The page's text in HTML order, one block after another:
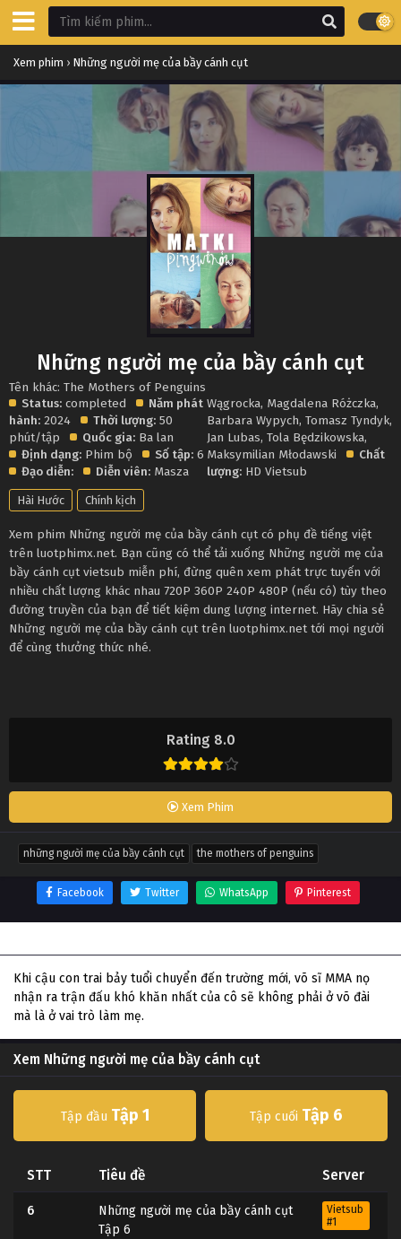
Xem phim › Những người mẹ của bầy cánh cụt
Rating 8.0
Xem Phim
Những người mẹ của bầy cánh cụt
Tên khác: The Mothers of Penguins
Status: completed
Năm phát
hành: 2024 Thời lượng: 50
phút/tập
Quốc gia: Ba lan
Định dạng: Phim bộ Số tập: 6
Đạo diễn:
Diễn viên: Masza
Wągrocka, Magdalena Różczka,
Barbara Wypych,Tomasz Tyndyk,
Jan Lubas,Tola Będzikowska,
Maksymilian Młodawski
Chất
lượng: HD Vietsub
Hài Hước Chính kịch
Xem phim Những người mẹ của bầy cánh cụt có phụ đề tiếng việt
trên luotphimx.net. Bạn cũng có thể tải xuống Những người mẹ của
bầy cánh cụt vietsub miễn phí, đừng quên xem phát trực tuyến với
nhiều chất lượng khác nhau 720P 360P 240P 480P (nếu có) tùy theo
đường truyền của bạn để tiết kiệm dung lượng internet. Hãy chia sẻ
Những người mẹ của bầy cánh cụt trên luotphimx.net tới mọi người
để cùng thưởng thức nhé.
những người mẹ của bầy cánh cụt the mothers of penguins
Facebook Twitter WhatsApp Pinterest
Khi cậu con trai bảy tuổi chuyển đến trường mới, võ sĩ MMA nọ
nhận ra trận đấu khó khăn nhất của cô sẽ không phải ở võ đài
mà là ở vai trò làm mẹ.
Xem Những người mẹ của bầy cánh cụt
Tập đầu Tập 1 Tập cuối Tập 6
STT Tiêu đề Server
6
Những người mẹ của bầy cánh cụt
Tập 6
Vietsub
#1